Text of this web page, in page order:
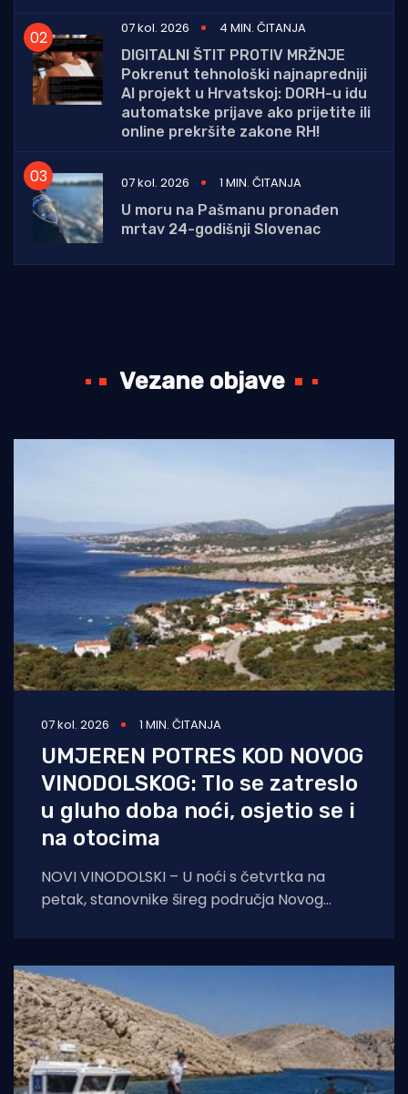
07 kol. 2026
4 MIN. ČITANJA
DIGITALNI ŠTIT PROTIV MRŽNJE
Pokrenut tehnološki najnapredniji
AI projekt u Hrvatskoj: DORH-u idu
automatske prijave ako prijetite ili
online prekršite zakone RH!
07 kol. 2026
1 MIN. ČITANJA
U moru na Pašmanu pronađen
mrtav 24-godišnji Slovenac
Vezane objave
07 kol. 2026 1 MIN. ČITANJA
UMJEREN POTRES KOD NOVOG
VINODOLSKOG: Tlo se zatreslo
u gluho doba noći, osjetio se i
na otocima
NOVI VINODOLSKI – U noći s četvrtka na
petak, stanovnike šireg područja Novog